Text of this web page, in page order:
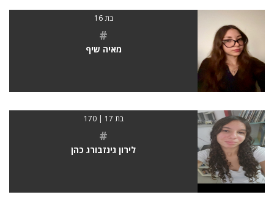
בת 16
#
מאיה שיף
בת 17 | 170
#
לירון גינזבורג כהן